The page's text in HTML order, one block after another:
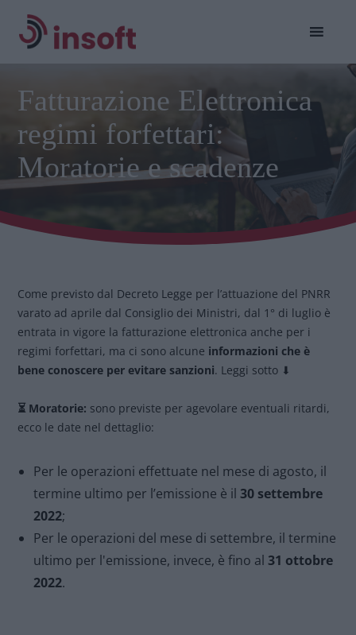
Fatturazione Elettronica
regimi forfettari:
Moratorie e scadenze
Come previsto dal Decreto Legge per l’attuazione del PNRR
varato ad aprile dal Consiglio dei Ministri, dal 1° di luglio è
entrata in vigore la fatturazione elettronica anche per i
regimi forfettari, ma ci sono alcune informazioni che è
bene conoscere per evitare sanzioni. Leggi sotto ⬇
⏳ Moratorie: sono previste per agevolare eventuali ritardi,
ecco le date nel dettaglio:
Per le operazioni effettuate nel mese di agosto, il
termine ultimo per l’emissione è il30 settembre
2022;
Per le operazioni del mese di settembre, il termine
ultimo per l'emissione, invece, è fino al31 ottobre
2022.